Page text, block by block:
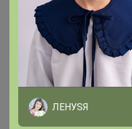
Осьминкина
Обалденно вкусный
то получится шоколад с
вкусом!
16 января, 2025 21:44
ЛЕНУSЯ